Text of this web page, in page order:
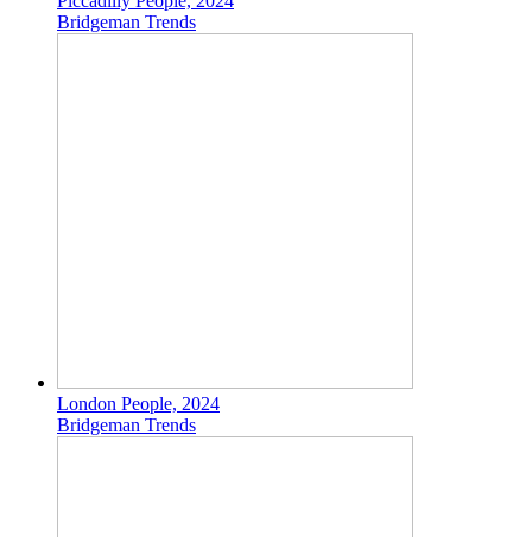
Bridgeman Trends
London People, 2024
Bridgeman Trends